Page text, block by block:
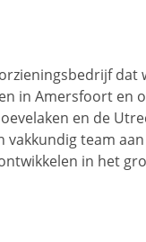
in Amersfoort en
en de
team
in het